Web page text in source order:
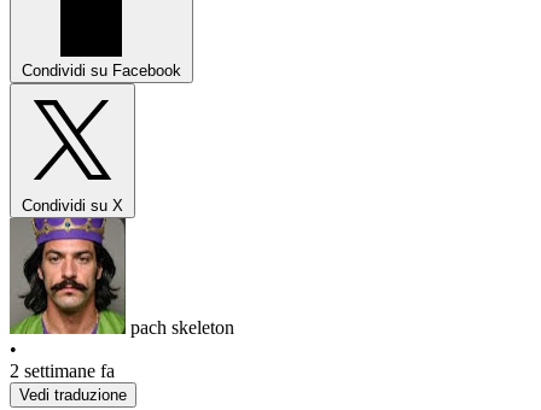
Condividi su Facebook
Condividi su X
pach skeleton
•
2 settimane fa
Vedi traduzione